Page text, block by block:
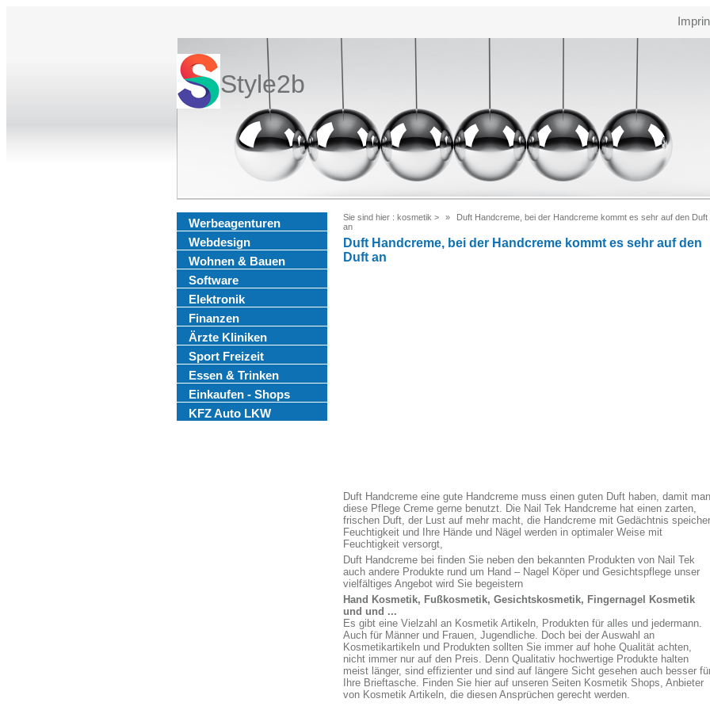
Style2b
Werbeagenturen
Webdesign
Wohnen & Bauen
Software
Elektronik
Finanzen
Ärzte Kliniken
Sport Freizeit
Essen & Trinken
Einkaufen - Shops
KFZ Auto LKW
Sie sind hier : kosmetik >
Duft Handcreme, bei der Handcreme kommt es sehr auf den Duft
an
Duft Handcreme, bei der Handcreme kommt es sehr auf den
Duft an
Duft Handcreme eine gute Handcreme muss einen guten Duft haben, damit man
diese Pflege Creme gerne benutzt. Die Nail Tek Handcreme hat einen zarten,
frischen Duft, der Lust auf mehr macht, die Handcreme mit Gedächtnis
Feuchtigkeit und Ihre Hände und Nägel werden in optimaler Weise mit
Feuchtigkeit versorgt,
Duft Handcreme bei finden Sie neben den bekannten Produkten von Nail Tek
auch andere Produkte rund um Hand – Nagel Köper und Gesichtspflege unser
vielfältiges Angebot wird Sie begeistern
Hand Kosmetik, Fußkosmetik, Gesichtskosmetik, Fingernagel Kosmetik
und und ...
Es gibt eine Vielzahl an Kosmetik Artikeln, Produkten für alles und jedermann.
Auch für Männer und Frauen, Jugendliche. Doch bei der Auswahl an
Kosmetikartikeln und Produkten sollten Sie immer auf hohe Qualität achten,
nicht immer nur auf den Preis. Denn Qualitativ hochwertige Produkte halten
meist länger, sind effizienter und sind auf längere Sicht gesehen auch besser
Ihre Brieftasche. Finden Sie hier auf unseren Seiten Kosmetik Shops, Anbieter
von Kosmetik Artikeln, die diesen Ansprüchen gerecht werden.